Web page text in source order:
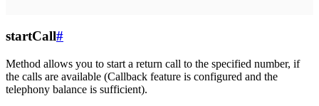
startCall#
Method allows you to start a return call to the specified number, if
the calls are available (Callback feature is configured and the
telephony balance is sufficient).